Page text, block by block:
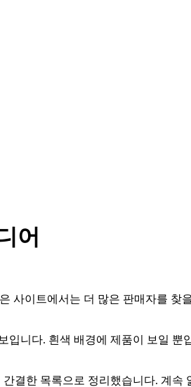
어
사이트에서는 더 많은 판매자를
니다. 흰색 배경에 제품이 보일
한 목록으로 정리했습니다. 계속